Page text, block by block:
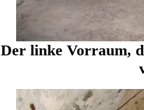
Der linke Vorraum,